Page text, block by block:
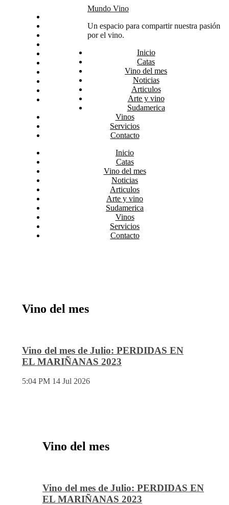
Arte y vino
Sudamerica
Mundo Vino
Un espacio para compartir nuestra pasión
por el vino.
Inicio
Catas
Vino del mes
Noticias
Articulos
Arte y vino
Sudamerica
Vinos
Servicios
Contacto
Inicio
Catas
Vino del mes
Noticias
Articulos
Arte y vino
Sudamerica
Vinos
Servicios
Contacto
Vino del mes
Vino del mes de Julio: PERDIDAS EN
EL MARIÑANAS 2023
5:04 PM 14 Jul 2026
Vino del mes
Vino del mes de Julio: PERDIDAS EN
EL MARIÑANAS 2023